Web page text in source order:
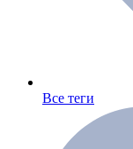
Все теги